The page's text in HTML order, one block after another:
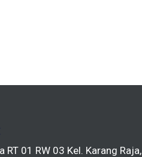
RT 01 RW 03 Kel. Karang Raja,